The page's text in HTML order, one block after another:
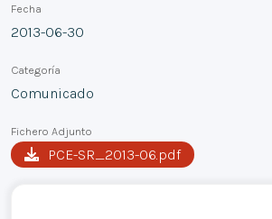
Fecha
2013-06-30
Categoría
Comunicado
Fichero Adjunto
PCE-SR_2013-06.pdf